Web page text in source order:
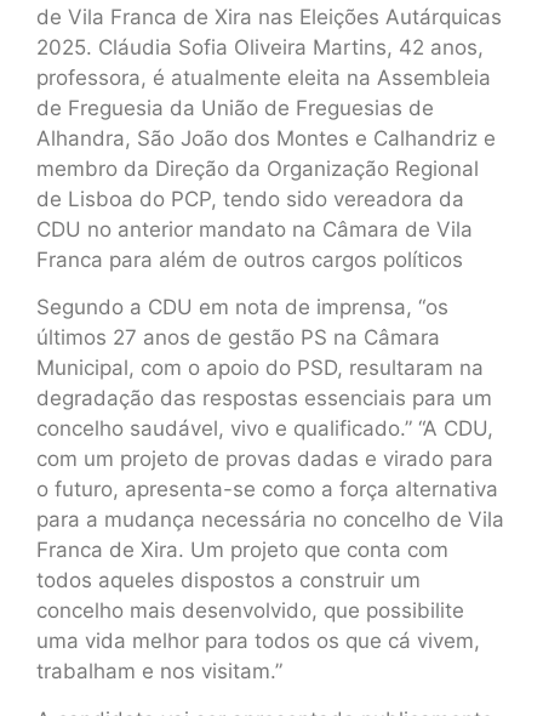
de Vila Franca de Xira nas Eleições Autárquicas
2025. Cláudia Sofia Oliveira Martins, 42 anos,
professora, é atualmente eleita na Assembleia
de Freguesia da União de Freguesias de
Alhandra, São João dos Montes e Calhandriz e
membro da Direção da Organização Regional
de Lisboa do PCP, tendo sido vereadora da
CDU no anterior mandato na Câmara de Vila
Franca para além de outros cargos políticos
Segundo a CDU em nota de imprensa, “os
últimos 27 anos de gestão PS na Câmara
Municipal, com o apoio do PSD, resultaram na
degradação das respostas essenciais para um
concelho saudável, vivo e qualificado.” “A CDU,
com um projeto de provas dadas e virado para
o futuro, apresenta-se como a força alternativa
para a mudança necessária no concelho de Vila
Franca de Xira. Um projeto que conta com
todos aqueles dispostos a construir um
concelho mais desenvolvido, que possibilite
uma vida melhor para todos os que cá vivem,
trabalham e nos visitam.”